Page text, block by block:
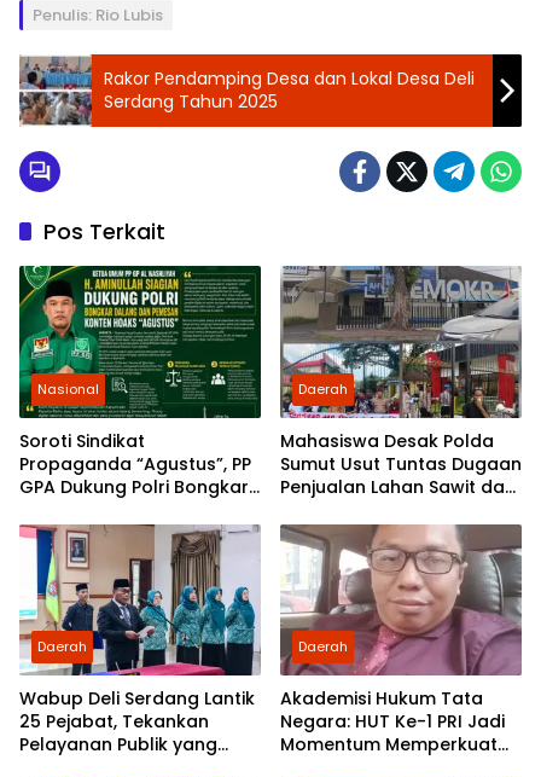
Penulis: Rio Lubis
Rakor Pendamping Desa dan Lokal Desa Deli
Serdang Tahun 2025
Pos Terkait
Nasional
Soroti Sindikat
Propaganda “Agustus”, PP
GPA Dukung Polri Bongkar
Konten Hoaks
Daerah
Mahasiswa Desak Polda
Sumut Usut Tuntas Dugaan
Penjualan Lahan Sawit dan
Partai Demokrat Sumut
Daerah
Wabup Deli Serdang Lantik
25 Pejabat, Tekankan
Pelayanan Publik yang
Daerah
Akademisi Hukum Tata
Negara: HUT Ke-1 PRI Jadi
Momentum Memperkuat